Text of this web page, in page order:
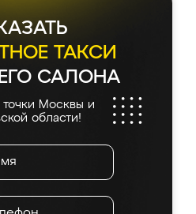
ТАКСИ
САЛОНА
Москвы и
области!